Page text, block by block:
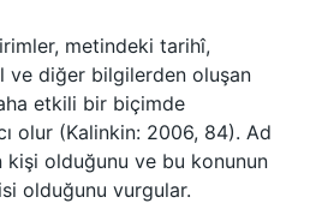
metindeki tarihî,
ve diğer bilgilerden oluşan
etkili bir biçimde
olur (Kalinkin: 2006, 84). Ad
kişi olduğunu ve bu konunun
olduğunu vurgular.